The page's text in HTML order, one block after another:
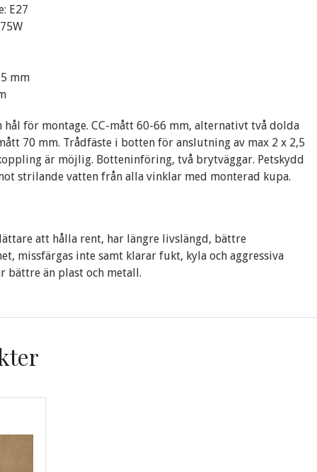
E27
mm
hål för montage. CC-mått 60-66 mm, alternativt två dolda
70 mm. Trådfäste i botten för anslutning av max 2 x 2,5
är möjlig. Botteninföring, två brytväggar. Petskydd
strilande vatten från alla vinklar med monterad kupa.
att hålla rent, har längre livslängd, bättre
missfärgas inte samt klarar fukt, kyla och aggressiva
bättre än plast och metall.